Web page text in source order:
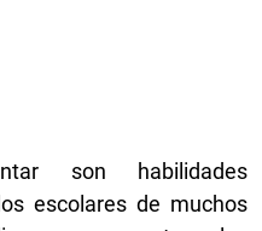
son habilidades
escolares de muchos